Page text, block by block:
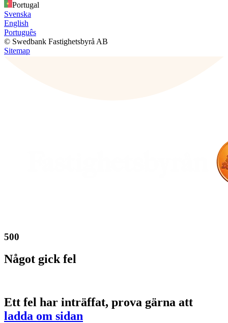
Portugal
Svenska
English
Português
© Swedbank Fastighetsbyrå AB
Sitemap
500
Något gick fel
Ett fel har inträffat, prova gärna att
ladda om sidan